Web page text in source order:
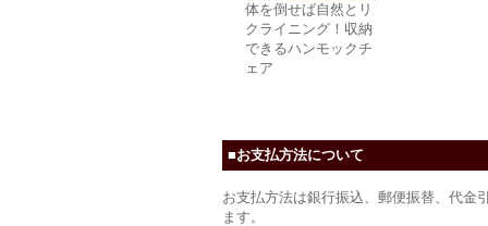
体を倒せば自然とリ
クライニング！収納
できるハンモックチ
ェア
■お支払方法について
お支払方法は銀行振込、郵便振替、代金
ます。